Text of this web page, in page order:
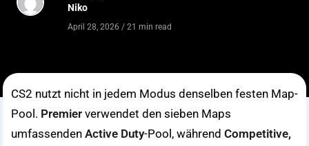
Niko
April 28, 2026 / 21 min read
CS2 nutzt nicht in jedem Modus denselben festen Map-
Pool. Premier verwendet den sieben Maps
umfassenden Active Duty-Pool, während Competitive,